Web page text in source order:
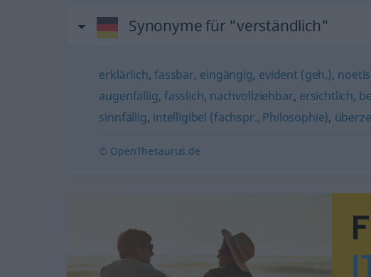
Synonyme für "verständlich"
erklärlich,fassbar, eingängig, evident (geh.),
augenfällig, fasslich, nachvollziehbar, ersichtlich,
sinnfällig, intelligibel (fachspr., Philosophie),
© OpenThesaurus.de